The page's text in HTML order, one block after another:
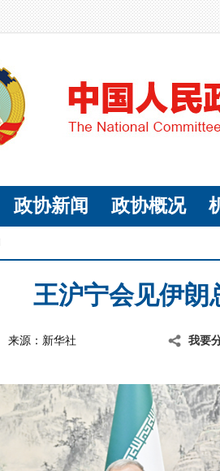
政协新闻 政协概况
王沪宁会见伊朗
来源：新华社 我要